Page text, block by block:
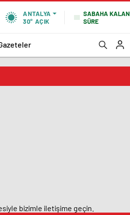
ANTALYA
30° AÇIK
SABAHA KALAN
SÜRE
bizimle iletişime geçin.